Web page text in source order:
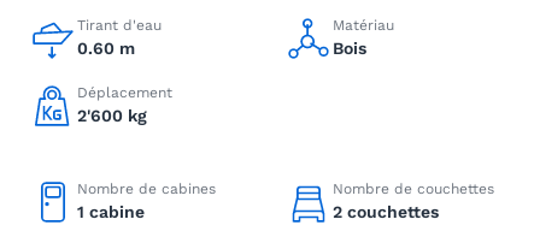
Tirant d'eau
0.60 m
Matériau
Bois
Déplacement
2'600 kg
Nombre de cabines
1 cabine
Nombre de couchettes
2 couchettes